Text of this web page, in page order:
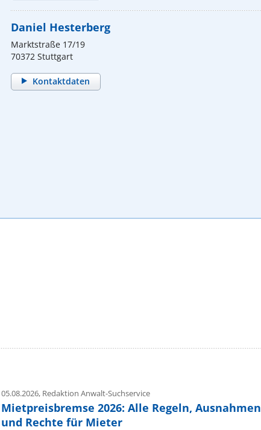
Daniel Hesterberg
Marktstraße 17/19
70372 Stuttgart
Kontaktdaten
05.08.2026,Redaktion Anwalt-Suchservice
Mietpreisbremse 2026: Alle Regeln, Ausnahmen
und Rechte für Mieter